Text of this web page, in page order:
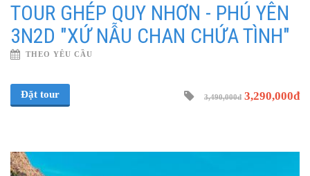
TOUR GHÉP QUY NHƠN - PHÚ YÊN
3N2D "XỨ NẪU CHAN CHỨA TÌNH"
THEO YÊU CẦU
Đặt tour 3,490,000đ 3,290,000đ